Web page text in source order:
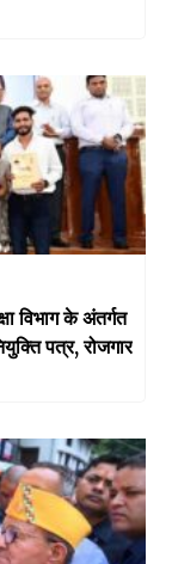
विभाग के अंतर्गत
पत्र, रोजगार